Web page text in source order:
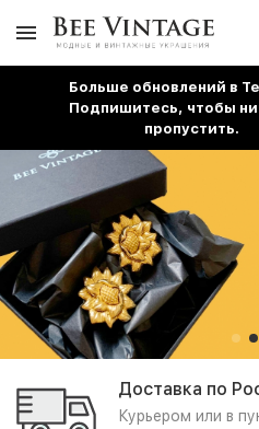
Больше обновлений в
Подпишитесь, чтобы
пропустить.
Доставка по
Курьером или в